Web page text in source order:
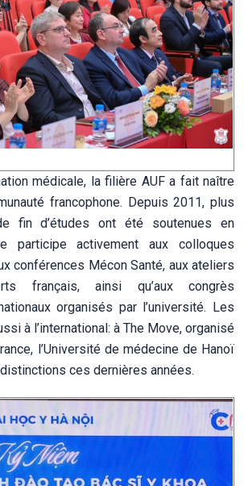
médicale, la filière AUF a fait naître
francophone. Depuis 2011, plus
fin d’études ont été soutenues en
participe activement aux colloques
conférences Mécon Santé, aux ateliers
français, ainsi qu’aux congrès
organisés par l’université. Les
à l’international: à The Move, organisé
l’Université de médecine de Hanoï
ces dernières années.